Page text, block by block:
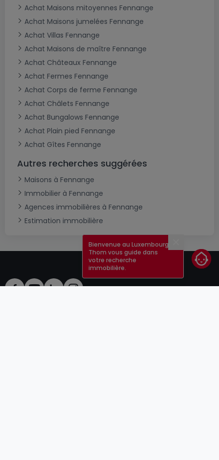
Achat Maisons mitoyennes Fennange
Achat Maisons jumelées Fennange
Achat Villas Fennange
Achat Maisons de maître Fennange
Achat Châteaux Fennange
Achat Fermes Fennange
Achat Corps de ferme Fennange
Achat Châlets Fennange
Achat Bungalows Fennange
Achat Plain pied Fennange
Achat Gîtes Fennange
Autres recherches suggérées
Maisons à Fennange
Immobilier à Fennange
Agences immobilières à Fennange
Estimation immobilière
Fermer
Bienvenue au Luxembourg !
Thom vous guide dans
votre recherche
immobilière.